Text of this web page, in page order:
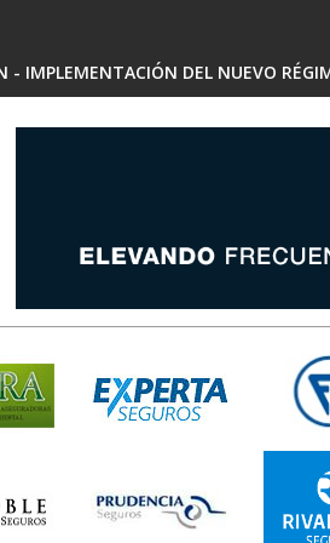
IMPLEMENTACIÓN DEL NUEVO
- ARIADNA MARIEL SARRALDE -